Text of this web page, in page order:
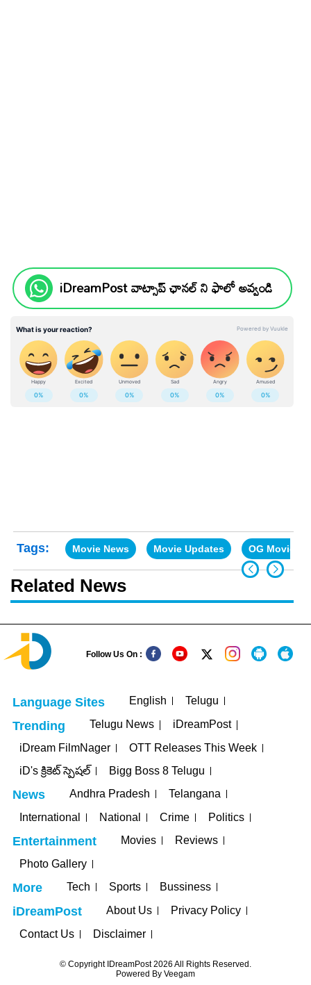
iDreamPost వాట్సాప్ ఛానల్ ని ఫాలో అవ్వండి
Tags: Movie News Movie Updates OG Movie
Related News
Follow Us On :
Language Sites English Telugu
Trending Telugu News
iDreamPost
iDream FilmNager
OTT Releases This Week
iD's క్రికెట్ స్పెషల్
Bigg Boss 8 Telugu
News Andhra Pradesh
Telangana
International
National Crime Politics
Entertainment Movies
Reviews
Photo Gallery
More Tech Sports Bussiness
iDreamPost About Us
Privacy Policy
Contact Us
Disclaimer
© Copyright IDreamPost 2026 All Rights Reserved.
Powered By Veegam